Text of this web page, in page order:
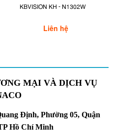
KBVISION KH - N1302W
Liên hệ
MẠI VÀ DỊCH VỤ
Định, Phường 05, Quận
Hồ Chí Minh